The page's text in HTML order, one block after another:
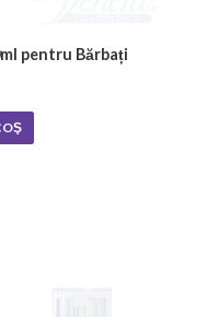
pentru Bărbați